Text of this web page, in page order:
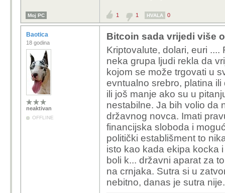
Moj PC 1 1 HVALA 0
Baotica
18 godina
neaktivan
OFFLINE
Bitcoin sada vrijedi više
Kriptovalute, dolari, euri ....
neka grupa ljudi rekla da
kojom se može trgovati u
evntualno srebro, platina
ili još manje ako su u
nestabilne. Ja bih volio da
državnog novca. Imati
financijska sloboda i
politički establišment to
isto kao kada ekipa kocka
boli k... državni aparat za
na crnjaka. Sutra si u
nebitno, danas je sutra